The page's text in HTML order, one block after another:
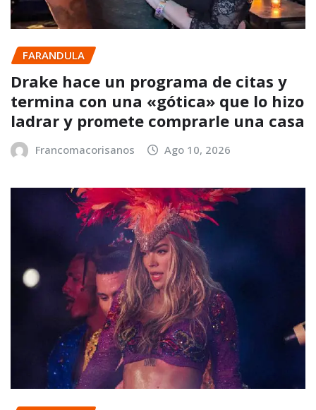
FARANDULA
Drake hace un programa de citas y
termina con una «gótica» que lo hizo
ladrar y promete comprarle una casa
Francomacorisanos Ago 10, 2026